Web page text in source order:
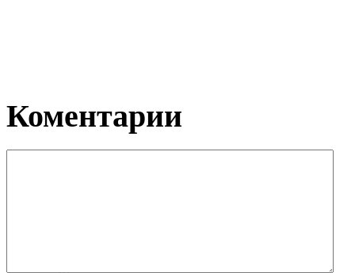
Коментарии